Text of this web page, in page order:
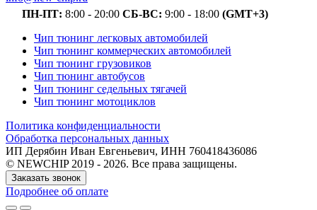
ПН-ПТ: 8:00 - 20:00 СБ-ВС: 9:00 - 18:00 (GMT+3)
Чип тюнинг легковых автомобилей
Чип тюнинг коммерческих автомобилей
Чип тюнинг грузовиков
Чип тюнинг автобусов
Чип тюнинг седельных тягачей
Чип тюнинг мотоциклов
Политика конфиденциальности
Обработка персональных данных
ИП Дерябин Иван Евгеньевич, ИНН 760418436086
© NEWCHIP 2019 - 2026. Все права защищены.
Заказать звонок
Подробнее об оплате